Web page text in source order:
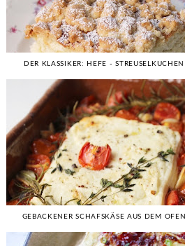
DER KLASSIKER: HEFE - STREUSELKUCHEN
GEBACKENER SCHAFSKÄSE AUS DEM OFEN